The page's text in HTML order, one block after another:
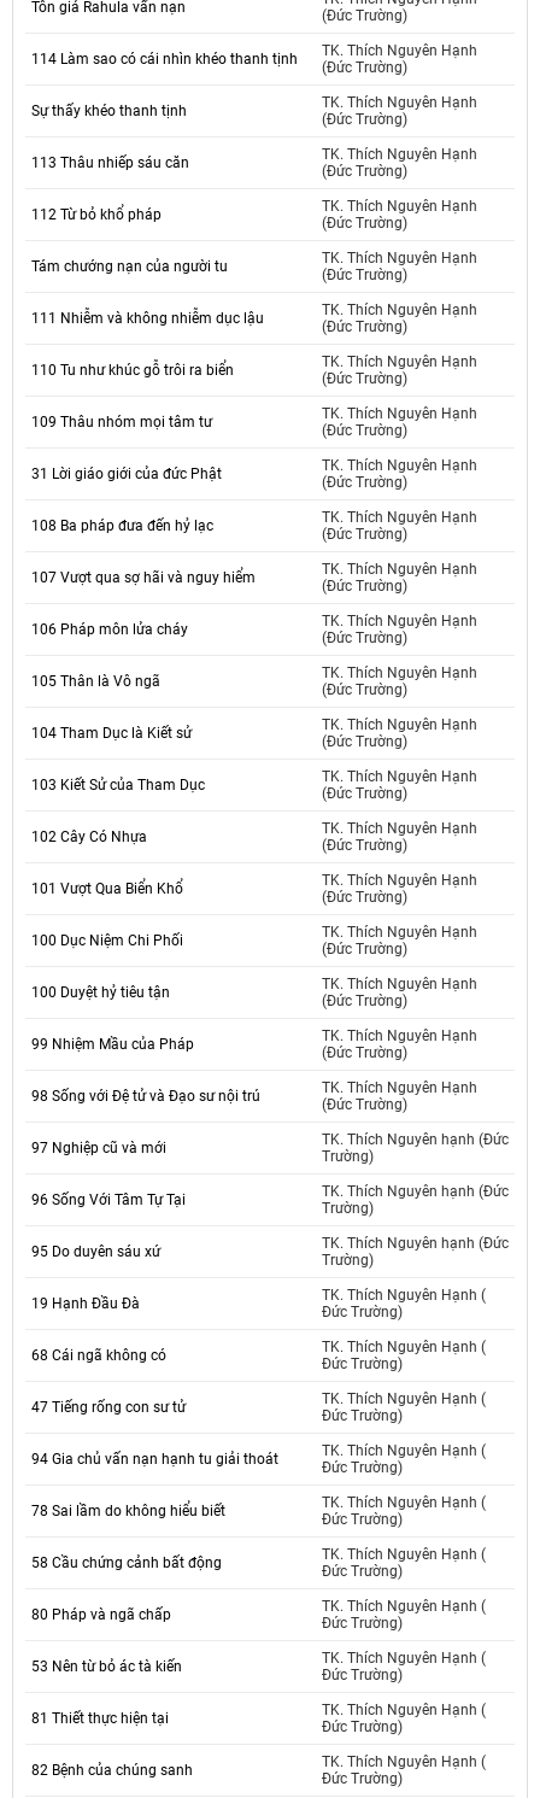
Tôn giả Rahula vấn nạn
(Đức Trường)
114 Làm sao có cái nhìn khéo thanh tịnh
TK. Thích Nguyên Hạnh
(Đức Trường)
Sự thấy khéo thanh tịnh
TK. Thích Nguyên Hạnh
(Đức Trường)
113 Thâu nhiếp sáu căn
TK. Thích Nguyên Hạnh
(Đức Trường)
112 Từ bỏ khổ pháp
TK. Thích Nguyên Hạnh
(Đức Trường)
Tám chướng nạn của người tu
TK. Thích Nguyên Hạnh
(Đức Trường)
111 Nhiễm và không nhiễm dục lậu
TK. Thích Nguyên Hạnh
(Đức Trường)
110 Tu như khúc gỗ trôi ra biển
TK. Thích Nguyên Hạnh
(Đức Trường)
109 Thâu nhóm mọi tâm tư
TK. Thích Nguyên Hạnh
(Đức Trường)
31 Lời giáo giới của đức Phật
TK. Thích Nguyên Hạnh
(Đức Trường)
108 Ba pháp đưa đến hỷ lạc
TK. Thích Nguyên Hạnh
(Đức Trường)
107 Vượt qua sợ hãi và nguy hiểm
TK. Thích Nguyên Hạnh
(Đức Trường)
106 Pháp môn lửa cháy
TK. Thích Nguyên Hạnh
(Đức Trường)
105 Thân là Vô ngã
TK. Thích Nguyên Hạnh
(Đức Trường)
104 Tham Dục là Kiết sử
TK. Thích Nguyên Hạnh
(Đức Trường)
103 Kiết Sử của Tham Dục
TK. Thích Nguyên Hạnh
(Đức Trường)
102 Cây Có Nhựa
TK. Thích Nguyên Hạnh
(Đức Trường)
101 Vượt Qua Biển Khổ
TK. Thích Nguyên Hạnh
(Đức Trường)
100 Dục Niệm Chi Phối
TK. Thích Nguyên Hạnh
(Đức Trường)
100 Duyệt hỷ tiêu tận
TK. Thích Nguyên Hạnh
(Đức Trường)
99 Nhiệm Mầu của Pháp
TK. Thích Nguyên Hạnh
(Đức Trường)
98 Sống với Đệ tử và Đạo sư nội trú
TK. Thích Nguyên Hạnh
(Đức Trường)
97 Nghiệp cũ và mới
TK. Thích Nguyên hạnh (Đức
Trường)
96 Sống Với Tâm Tự Tại
TK. Thích Nguyên hạnh (Đức
Trường)
95 Do duyên sáu xứ
TK. Thích Nguyên hạnh (Đức
Trường)
19 Hạnh Đầu Đà
TK. Thích Nguyên Hạnh (
Đức Trường)
68 Cái ngã không có
TK. Thích Nguyên Hạnh (
Đức Trường)
47 Tiếng rống con sư tử
TK. Thích Nguyên Hạnh (
Đức Trường)
94 Gia chủ vấn nạn hạnh tu giải thoát
TK. Thích Nguyên Hạnh (
Đức Trường)
78 Sai lầm do không hiểu biết
TK. Thích Nguyên Hạnh (
Đức Trường)
58 Cầu chứng cảnh bất động
TK. Thích Nguyên Hạnh (
Đức Trường)
80 Pháp và ngã chấp
TK. Thích Nguyên Hạnh (
Đức Trường)
53 Nên từ bỏ ác tà kiến
TK. Thích Nguyên Hạnh (
Đức Trường)
81 Thiết thực hiện tại
TK. Thích Nguyên Hạnh (
Đức Trường)
82 Bệnh của chúng sanh
TK. Thích Nguyên Hạnh (
Đức Trường)